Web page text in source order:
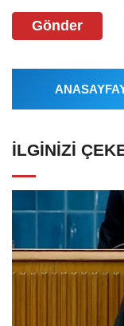
Gönder
İLGINIZI